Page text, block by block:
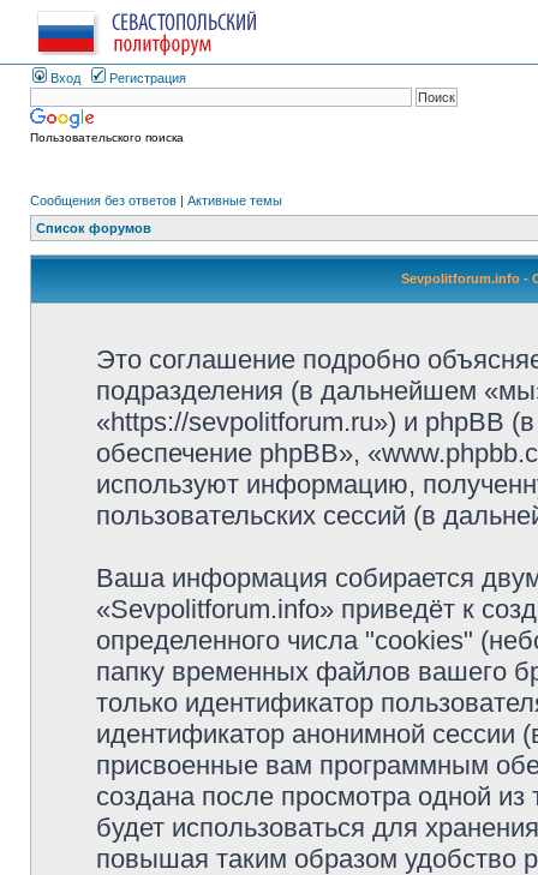
Вход Регистрация
Пользовательского поиска
Сообщения без ответов | Активные темы
Список форумов
Sevpolitforum.info -
Это соглашение подробно
подразделения (в дальнейшем
«https://sevpolitforum.ru») и phpBB
обеспечение phpBB»,
используют информацию,
пользовательских сессий (в
Ваша информация собирается
«Sevpolitforum.info» приведёт к
определенного числа "cookies"
папку временных файлов вашего
только идентификатор
идентификатор анонимной сессии
присвоенные вам программным
создана после просмотра одной
будет использоваться для
повышая таким образом удобство